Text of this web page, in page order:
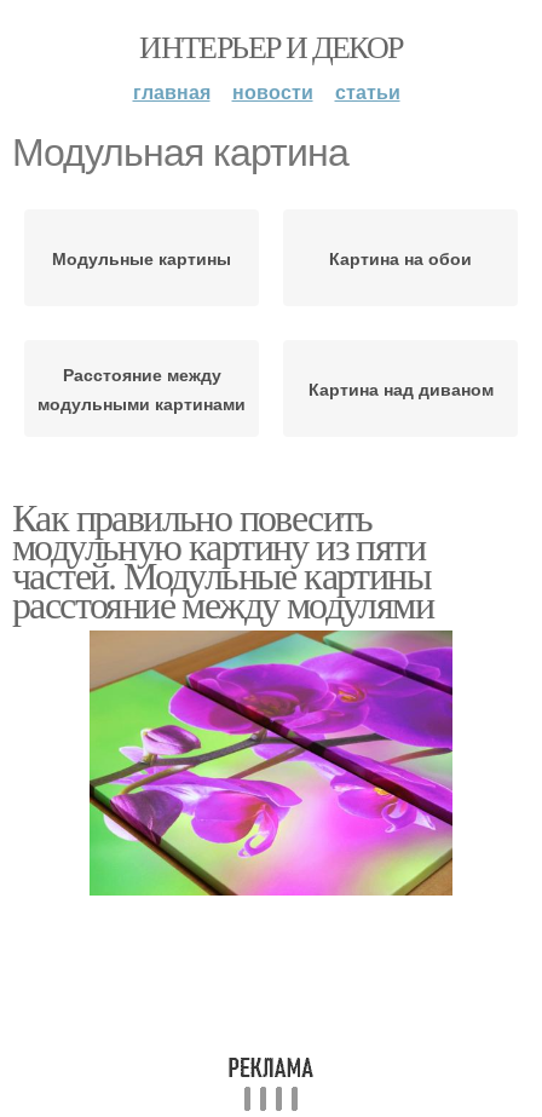
ИНТЕРЬЕР И ДЕКОР
главная новости статьи
Модульная картина
Модульные картины Картина на обои
Расстояние между
модульными картинами
Картина над диваном
Как правильно повесить
модульную картину из пяти
частей. Модульные картины
расстояние между модулями